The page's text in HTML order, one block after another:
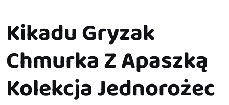
Kikadu Gryzak
Chmurka Z Apaszką
Kolekcja Jednorożec